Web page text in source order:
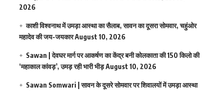
2026
काशी विश्वनाथ में उमड़ा आस्था का सैलाब, सावन का दूसरा सोमवार, चहुंओर
महादेव की जय-जयकारAugust 10, 2026
Sawan | देवघर मार्ग पर आकर्षण का केंद्र बनी कोलकाता की 150 किलो की
‘महाकाल कांवड़’, उमड़ रही भारी भीड़August 10, 2026
Sawan Somwari | सावन के दूसरे सोमवार पर शिवालयों में उमड़ा आस्था